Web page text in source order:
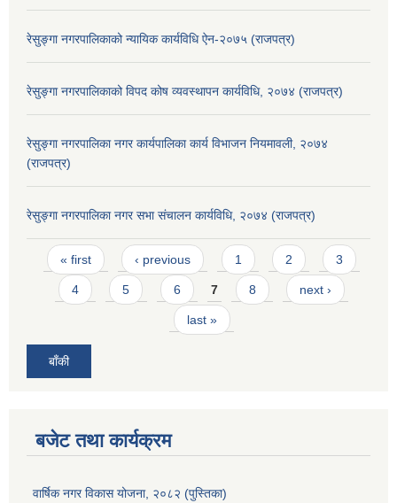
रेसुङ्गा नगरपालिकाको न्यायिक कार्यविधि ऐन-२०७५ (राजपत्र)
रेसुङ्गा नगरपालिकाको विपद कोष व्यवस्थापन कार्यविधि, २०७४ (राजपत्र)
रेसुङ्गा नगरपालिका नगर कार्यपालिका कार्य विभाजन नियमावली, २०७४
(राजपत्र)
रेसुङ्गा नगरपालिका नगर सभा संचालन कार्यविधि, २०७४ (राजपत्र)
Pages
« first ‹ previous 1 2 3
4 5 6 7 8 next ›
last »
बाँकी
बजेट तथा कार्यक्रम
वार्षिक नगर विकास योजना, २०८२ (पुस्तिका)